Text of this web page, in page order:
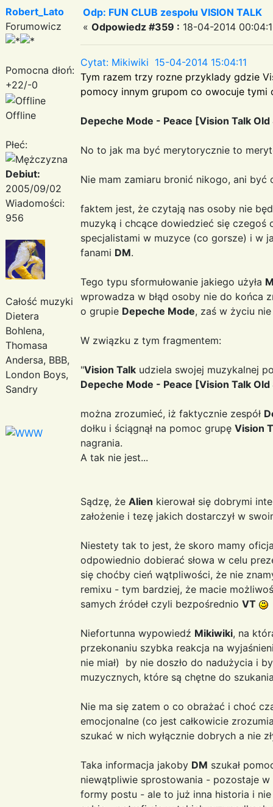
Robert_Lato
Forumowicz
Pomocna dłoń:
+22/-0
Offline
Płeć:
Debiut:
2005/09/02
Wiadomości:
956
Całość muzyki
Dietera
Bohlena,
Thomasa
Andersa, BBB,
London Boys,
Sandry
Odp: FUN CLUB zespołu VISION TALK
« Odpowiedz #359 : 18-04-2014
Cytat: Mikiwiki 15-04-2014 15:04:11
Tym razem trzy rozne przyklady gdzie
pomocy innym grupom co owocuje
Depeche Mode - Peace [Vision Talk
No to jak ma być merytorycznie to
Nie mam zamiaru bronić nikogo, ani być
faktem jest, że czytają nas osoby nie
muzyką i chcące dowiedzieć się
specjalistami w muzyce (co gorsze) i w
fanami DM.
Tego typu sformułowanie jakiego użyła
wprowadza w błąd osoby nie do końca
o grupie Depeche Mode, zaś w życiu
W związku z tym fragmentem:
"Vision Talk udziela swojej muzykalnej
Depeche Mode - Peace [Vision Talk
można zrozumieć, iż faktycznie zespół
dołku i ściągnął na pomoc grupę Vision
nagrania.
A tak nie jest...
Sądzę, że Alien kierował się dobrymi
założenie i tezę jakich dostarczył w
Niestety tak to jest, że skoro mamy
odpowiednio dobierać słowa w celu
się choćby cień wątpliwości, że nie
remixu - tym bardziej, że macie
samych źródeł czyli bezpośrednio VT
Niefortunna wypowiedź Mikiwiki, na
przekonaniu szybka reakcja na
nie miał) by nie doszło do nadużycia i
muzycznych, które są chętne do
Nie ma się zatem o co obrażać i choć
emocjonalne (co jest całkowicie
szukać w nich wyłącznie dobrych a nie
Taka informacja jakoby DM szukał
niewątpliwie sprostowania - pozostaje
formy postu - ale to już inna historia i